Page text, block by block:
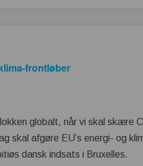
frontløber
globalt, når vi skal skære
skal afgøre EU’s energi- og
dansk indsats i Bruxelles.